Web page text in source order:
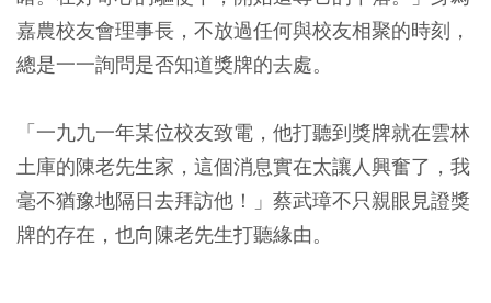
嘉農校友會理事長，不放過任何與校友相聚的時刻，
總是一一詢問是否知道獎牌的去處。
「一九九一年某位校友致電，他打聽到獎牌就在雲林
土庫的陳老先生家，這個消息實在太讓人興奮了，我
毫不猶豫地隔日去拜訪他！」蔡武璋不只親眼見證獎
牌的存在，也向陳老先生打聽緣由。